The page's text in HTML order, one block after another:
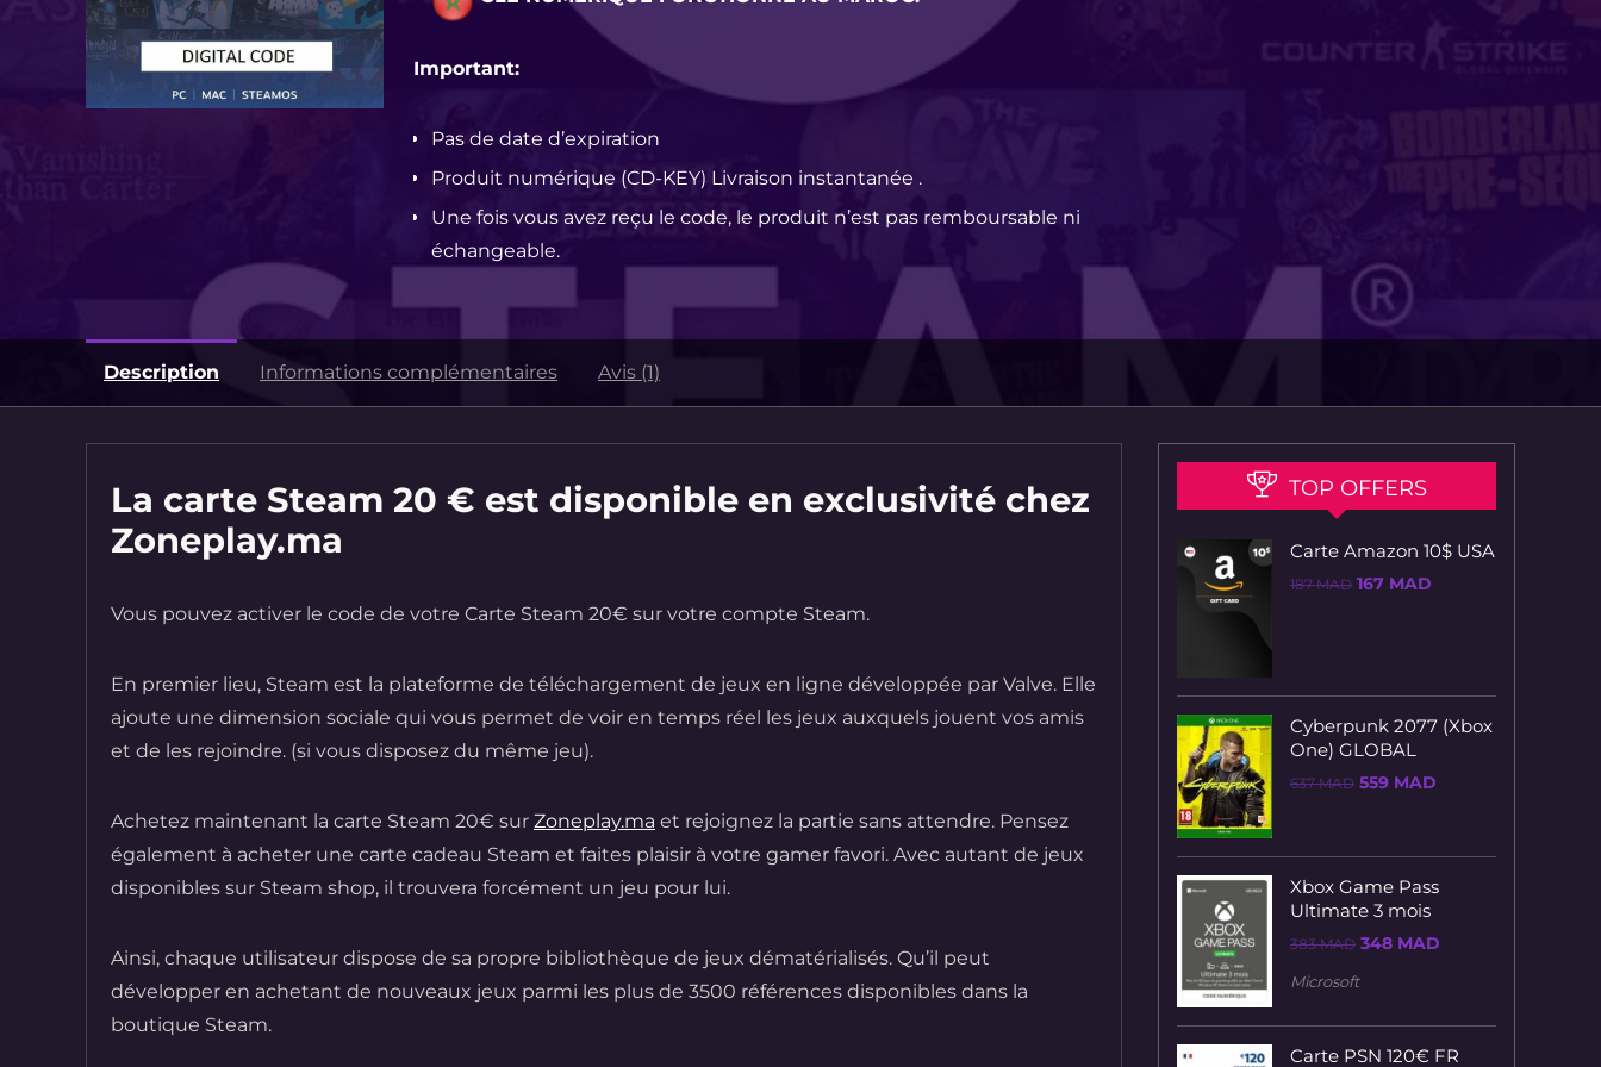
Important:
Pas de date d’expiration
Produit numérique (CD-KEY) Livraison instantanée .
Une fois vous avez reçu le code, le produit n’est pas remboursable ni
échangeable.
Description Informations complémentaires Avis (1)
La carte Steam 20 € est disponible en exclusivité chez
Zoneplay.ma
Vous pouvez activer le code de votre Carte Steam 20€ sur votre compte Steam.
En premier lieu, Steam est la plateforme de téléchargement de jeux en ligne développée par Valve. Elle
ajoute une dimension sociale qui vous permet de voir en temps réel les jeux auxquels jouent vos amis
et de les rejoindre. (si vous disposez du même jeu).
Achetez maintenant la carte Steam 20€ sur Zoneplay.ma et rejoignez la partie sans attendre. Pensez
également à acheter une carte cadeau Steam et faites plaisir à votre gamer favori. Avec autant de jeux
disponibles sur Steam shop, il trouvera forcément un jeu pour lui.
Ainsi, chaque utilisateur dispose de sa propre bibliothèque de jeux dématérialisés. Qu’il peut
développer en achetant de nouveaux jeux parmi les plus de 3500 références disponibles dans la
boutique Steam.
TOP OFFERS
Carte Amazon 10$ USA
187MAD Le
167 MAD
Cyberpunk 2077 (Xbox
One) GLOBAL
637MAD Le
637 MAD.
559 MAD
559 MAD.
Xbox Game Pass
Ultimate 3 mois
383MAD Le
initial
348 MAD
Microsoft
Carte PSN 120€ FR